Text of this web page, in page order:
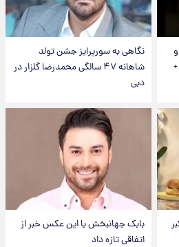
نگاهی به سورپرایز جشن تولد
شاهانه ۴۷ سالگی محمدرضا گلزار در
دبی
بابک جهانبخش با این عکس خبر از
اتفاقی تازه داد